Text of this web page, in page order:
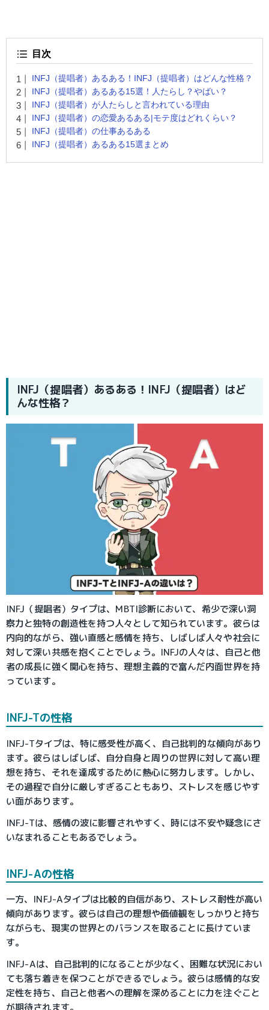
目次
INFJ（提唱者）あるある！INFJ（提唱者）はどんな性格？
INFJ（提唱者）あるある15選！人たらし？やばい？
INFJ（提唱者）が人たらしと言われている理由
INFJ（提唱者）の恋愛あるある|モテ度はどれくらい？
INFJ（提唱者）の仕事あるある
INFJ（提唱者）あるある15選まとめ
INFJ（提唱者）あるある！INFJ（提唱者）はど
んな性格？
INFJ（提唱者）タイプは、MBTI診断において、希少で深い洞
察力と独特の創造性を持つ人々として知られています。彼らは
内向的ながら、強い直感と感情を持ち、しばしば人々や社会に
対して深い共感を抱くことでしょう。INFJの人々は、自己と他
者の成長に強く関心を持ち、理想主義的で富んだ内面世界を持
っています。
INFJ-Tの性格
INFJ-Tタイプは、特に感受性が高く、自己批判的な傾向があり
ます。彼らはしばしば、自分自身と周りの世界に対して高い理
想を持ち、それを達成するために熱心に努力します。しかし、
その過程で自分に厳しすぎることもあり、ストレスを感じやす
い面があります。
INFJ-Tは、感情の波に影響されやすく、時には不安や疑念にさ
いなまれることもあるでしょう。
INFJ-Aの性格
一方、INFJ-Aタイプは比較的自信があり、ストレス耐性が高い
傾向があります。彼らは自己の理想や価値観をしっかりと持ち
ながらも、現実の世界とのバランスを取ることに長けていま
す。
INFJ-Aは、自己批判的になることが少なく、困難な状況におい
ても落ち着きを保つことができるでしょう。彼らは感情的な安
定性を持ち、自己と他者への理解を深めることに力を注ぐこと